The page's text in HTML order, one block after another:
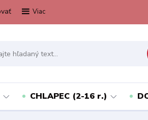
Viac
CHLAPEC (2-16 r.)